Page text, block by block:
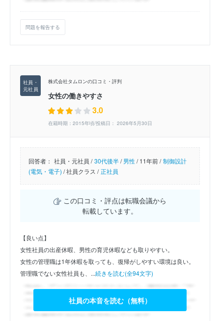
問題を報告する
株式会社タムロンの口コミ・評判
女性の働きやすさ
3.0
在籍時期：2015年頃/投稿日： 2026年5月30日
回答者： 社員・元社員 / 30代後半/男性/11年前 / 制御設計
(電気・電子) /社員クラス / 正社員
この口コミ・評点は転職会議から
転載しています。
【良い点】
女性社員の出産休暇、男性の育児休暇なども取りやすい。
女性の管理職は1年休暇を取っても、復帰がしやすい環境は良い。
管理職でない女性社員も、...続きを読む(全94文字)
社員の本音を読む（無料）